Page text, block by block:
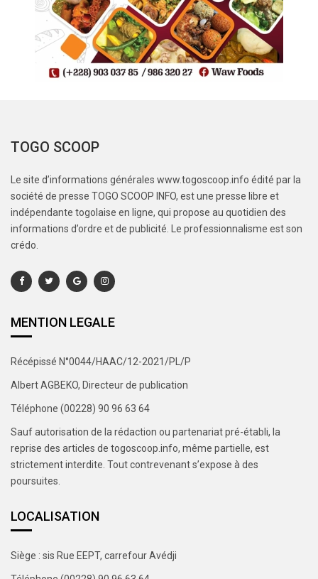
TOGO SCOOP
Le site d’informations générales www.togoscoop.info édité par la
société de presse TOGO SCOOP INFO, est une presse libre et
indépendante togolaise en ligne, qui propose au quotidien des
informations d’ordre et de publicité. Le professionnalisme est son
crédo.
MENTION LEGALE
Récépissé N°0044/HAAC/12-2021/PL/P
Albert AGBEKO, Directeur de publication
Téléphone (00228) 90 96 63 64
Sauf autorisation de la rédaction ou partenariat pré-établi, la
reprise des articles de togoscoop.info, même partielle, est
strictement interdite. Tout contrevenant s’expose à des
poursuites.
LOCALISATION
Siège : sis Rue EEPT, carrefour Avédji